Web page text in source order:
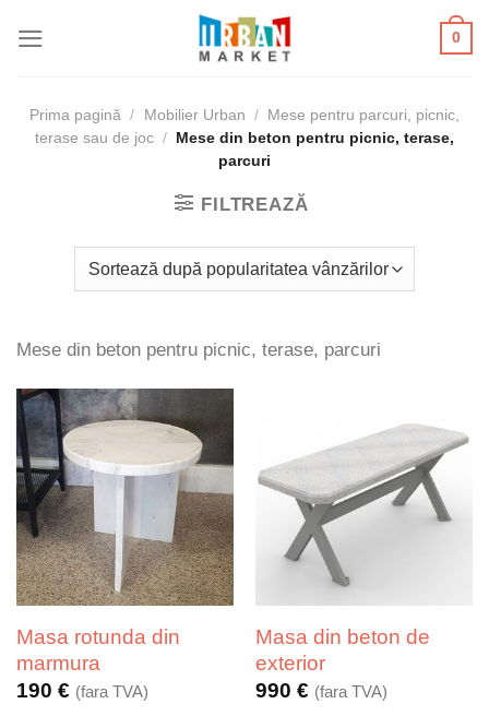
0
Prima pagină / Mobilier Urban /
Mese pentru parcuri, picnic,
terase sau de joc /
Mese din beton pentru picnic, terase,
parcuri
FILTREAZĂ
Mese din beton pentru picnic, terase, parcuri
Masa rotunda din
marmura
190 € (fara TVA)
Masa din beton de
exterior
990 € (fara TVA)